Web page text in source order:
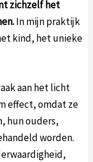
zichzelf het
In mijn praktijk
kind, het unieke
aan het licht
effect, omdat ze
hun ouders,
worden.